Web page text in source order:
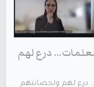
درع لهم
درع لهم ولحصانتهم